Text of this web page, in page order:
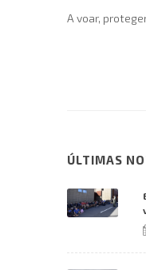
A voar,
ÚLTIMAS